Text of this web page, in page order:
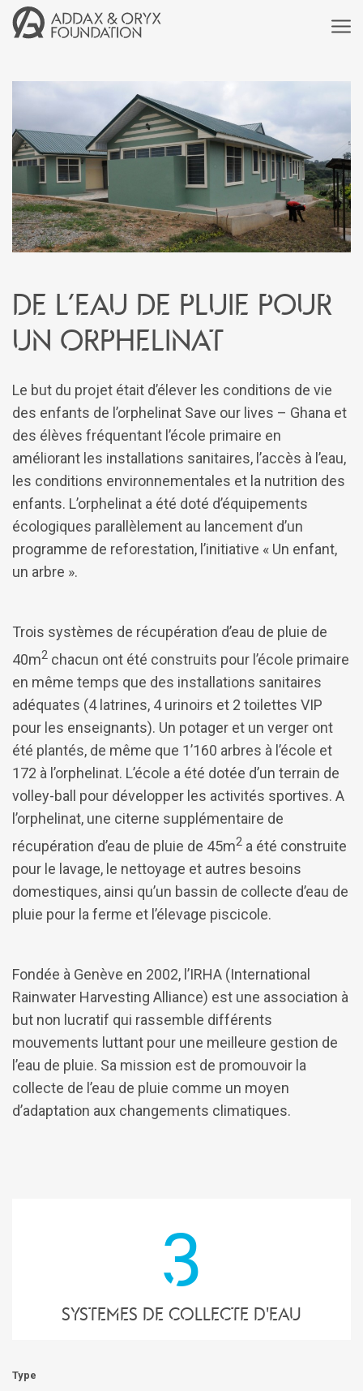
De l’eau de pluie pour
un orphelinat
Le but du projet était d’élever les conditions de vie
des enfants de l’orphelinat Save our lives – Ghana et
des élèves fréquentant l’école primaire en
améliorant les installations sanitaires, l’accès à l’eau,
les conditions environnementales et la nutrition des
enfants. L’orphelinat a été doté d’équipements
écologiques parallèlement au lancement d’un
programme de reforestation, l’initiative « Un enfant,
un arbre ».
Trois systèmes de récupération d’eau de pluie de
40m2 chacun ont été construits pour l’école primaire
en même temps que des installations sanitaires
adéquates (4 latrines, 4 urinoirs et 2 toilettes VIP
pour les enseignants). Un potager et un verger ont
été plantés, de même que 1’160 arbres à l’école et
172 à l’orphelinat. L’école a été dotée d’un terrain de
volley-ball pour développer les activités sportives. A
l’orphelinat, une citerne supplémentaire de
récupération d’eau de pluie de 45m2 a été construite
pour le lavage, le nettoyage et autres besoins
domestiques, ainsi qu’un bassin de collecte d’eau de
pluie pour la ferme et l’élevage piscicole.
Fondée à Genève en 2002, l’IRHA (International
Rainwater Harvesting Alliance) est une association à
but non lucratif qui rassemble différents
mouvements luttant pour une meilleure gestion de
l’eau de pluie. Sa mission est de promouvoir la
collecte de l’eau de pluie comme un moyen
d’adaptation aux changements climatiques.
3
systemes de collecte d'eau
Type